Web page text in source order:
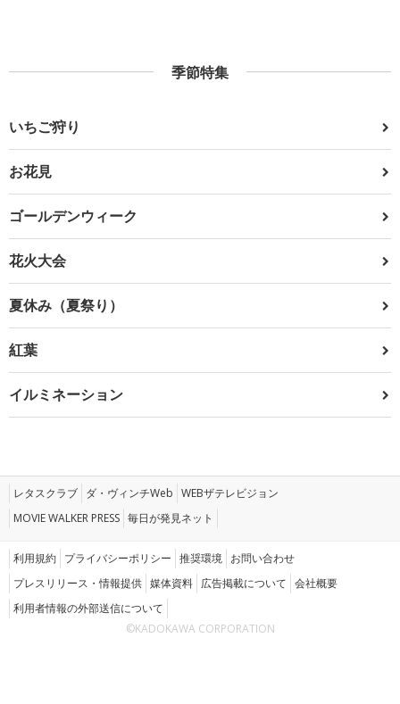
季節特集
いちご狩り
お花見
ゴールデンウィーク
花火大会
夏休み（夏祭り）
紅葉
イルミネーション
レタスクラブ ダ・ヴィンチWeb WEBザテレビジョン
MOVIE WALKER PRESS 毎日が発見ネット
利用規約 プライバシーポリシー 推奨環境 お問い合わせ
プレスリリース・情報提供 媒体資料 広告掲載について 会社概要
利用者情報の外部送信について
©KADOKAWA CORPORATION